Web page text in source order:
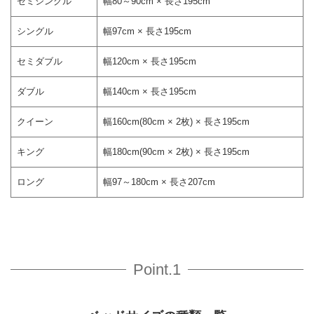
シングル 幅97cm × 長さ195cm
セミダブル 幅120cm × 長さ195cm
ダブル 幅140cm × 長さ195cm
クイーン 幅160cm(80cm × 2枚) × 長さ195cm
キング 幅180cm(90cm × 2枚) × 長さ195cm
ロング 幅97～180cm × 長さ207cm
Point.1